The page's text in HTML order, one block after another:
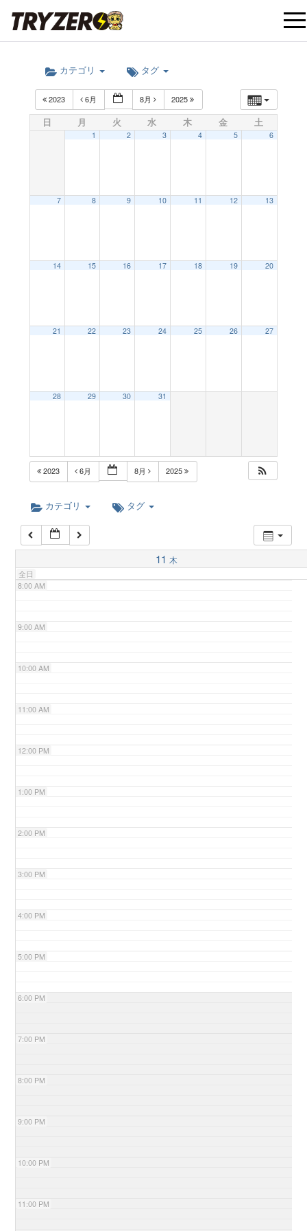
t
i
カテゴリ タグ
2023 6月 8月 2025
日 月 火 水 木 金 土
1 2 3 4 5 6
7 8 9 10 11 12 13
14 15 16 17 18 19 20
21 22 23 24 25 26 27
28 29 30 31
2023 6月 8月 2025
カテゴリ タグ
11 木
全日
5:00 AM
6:00 AM
7:00 AM
8:00 AM
9:00 AM
10:00 AM
11:00 AM
12:00 PM
1:00 PM
2:00 PM
3:00 PM
4:00 PM
5:00 PM
6:00 PM
7:00 PM
8:00 PM
9:00 PM
10:00 PM
11:00 PM